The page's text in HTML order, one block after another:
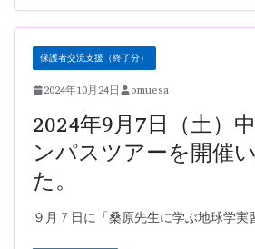
保護者交流支援（終了分）
2024年10月24日 omuesa
2024年9月7日（土）
ンパスツアーを開催
た。
９月７日に「桑原先生に学ぶ地球学実